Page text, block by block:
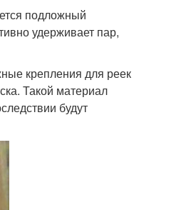
подложный
удерживает пар,
крепления для реек
Такой материал
будут